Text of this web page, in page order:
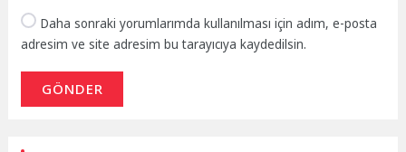
Daha sonraki yorumlarımda kullanılması için adım, e-posta
adresim ve site adresim bu tarayıcıya kaydedilsin.
GÖNDER